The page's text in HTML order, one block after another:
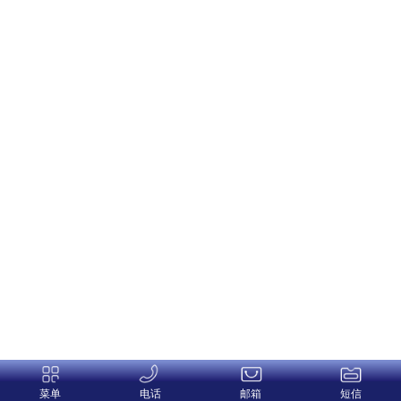
菜单 电话 邮箱 短信